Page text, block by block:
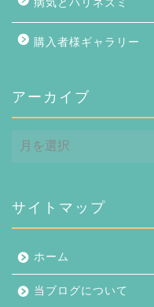
病気とハリネズミ
購入者様ギャラリー
アーカイブ
ー
ブ
サイトマップ
ホーム
当ブログについて